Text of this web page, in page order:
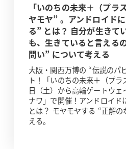
「いのちの未来＋（プラ
ヤモヤ” 。アンドロイド
る” とは？ 自分が生きて
も、生きていると言える
問い” について考える
大阪・関西万博の “伝説のパ
ト！「いのちの未来＋（プ
日（土）から高輪ゲートウェ
ナワ」で開催！アンドロイド
とは？ モヤモヤする “正解
える。